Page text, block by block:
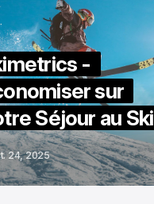
-
sur
Séjour au Ski
24, 2025